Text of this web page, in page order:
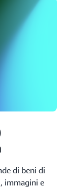
di beni di
immagini e